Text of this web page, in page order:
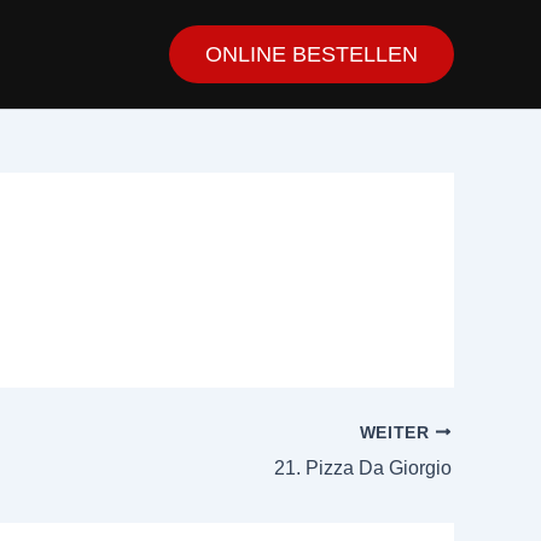
ONLINE BESTELLEN
WEITER
21. Pizza Da Giorgio